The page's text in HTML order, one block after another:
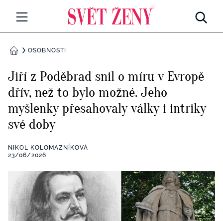
Všechny kategorie
Rozhovory
RETROHUBKY
PSYCHOLOGIE
Seberozvoj
ZDRAVÍ
Životní styl
ZÁBAVA
Všechny kategorie
Testy a kvízy
BYDLENÍ
DOMŮOSOBNOSTI
Jiří z Poděbrad snil o míru v Evropě
dřív, než to bylo možné. Jeho
myšlenky přesahovaly války i intriky
své doby
NIKOL KOLOMAZNÍKOVÁ
23/06/2026